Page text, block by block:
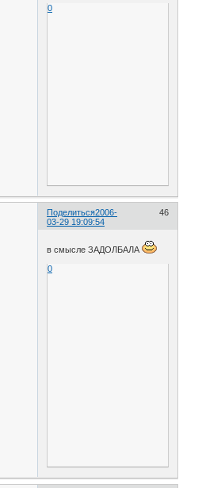
0
Поделиться 46
2006-
03-29 19:09:54
в смысле ЗАДОЛБАЛА
0